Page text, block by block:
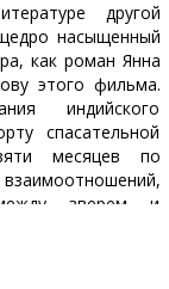
другой
насыщенный
как роман Янна
этого фильма.
индийского
спасательной
месяцев по
зверем и
привязанностью.